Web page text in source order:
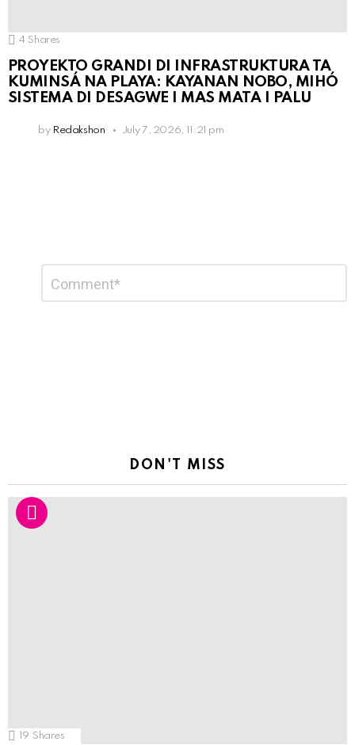
4 Shares
PROYEKTO GRANDI DI INFRASTRUKTURA TA
KUMINSÁ NA PLAYA: KAYANAN NOBO, MIHÓ
SISTEMA DI DESAGWE I MAS MATA I PALU
by Redakshon July 7, 2026, 11:21 pm
Reply
DON'T MISS
19 Shares